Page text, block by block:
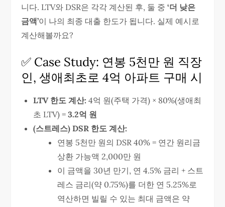
니다. LTV와 DSR은 각각 계산된 후, 둘 중‘더 낮은
금액’이 나의 최종 대출 한도가 됩니다. 실제 예시로
계산해볼까요?
✅ Case Study: 연봉 5천만 원 직장
인, 생애최초로 4억 아파트 구매 시
LTV 한도 계산: 4억 원(주택 가격) × 80%(생애최
초 LTV) =3.2억 원
(스트레스) DSR 한도 계산:
연봉 5천만 원의 DSR 40% = 연간 원리금
상환 가능액 2,000만 원
이 금액을 30년 만기, 연 4.5% 금리 + 스트
레스 금리(약 0.75%)를 더한 연 5.25%로
역산하면 빌릴 수 있는 최대 금액은 약